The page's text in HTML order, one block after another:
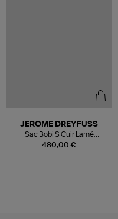
480,00 €
JEROME DREYFUSS
Sac Bobi S Cuir Lamé
Champagne